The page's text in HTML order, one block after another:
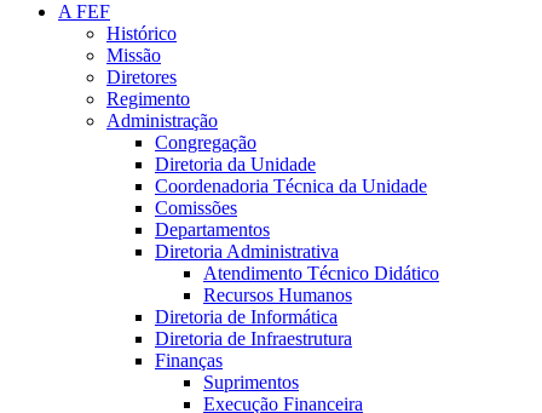
A FEF
Histórico
Missão
Diretores
Regimento
Administração
Congregação
Diretoria da Unidade
Coordenadoria Técnica da Unidade
Comissões
Departamentos
Diretoria Administrativa
Atendimento Técnico Didático
Recursos Humanos
Diretoria de Informática
Diretoria de Infraestrutura
Finanças
Suprimentos
Execução Financeira